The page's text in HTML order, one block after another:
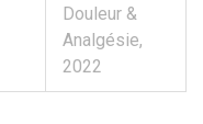
Douleur &
Analgésie,
2022